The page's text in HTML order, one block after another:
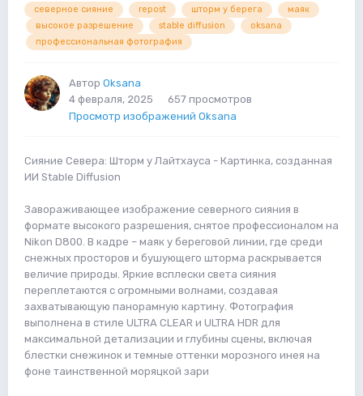
северное сияние repost шторм у берега
маяк
высокое разрешение
stable diffusion
oksana
профессиональная фотография
Автор Oksana
4 февраля, 2025
657 просмотров
Просмотр изображений Oksana
Сияние Севера: Шторм у Лайтхауса - Картинка, созданная
ИИ Stable Diffusion
Завораживающее изображение северного сияния в
формате высокого разрешения, снятое профессионалом на
Nikon D800. В кадре – маяк у береговой линии, где среди
снежных просторов и бушующего шторма раскрывается
величие природы. Яркие всплески света сияния
переплетаются с огромными волнами, создавая
захватывающую панорамную картину. Фотография
выполнена в стиле ULTRA CLEAR и ULTRA HDR для
максимальной детализации и глубины сцены, включая
блестки снежинок и темные оттенки морозного инея на
фоне таинственной моряцкой зари